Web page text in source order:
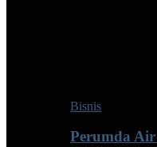
Bisnis
Perumda